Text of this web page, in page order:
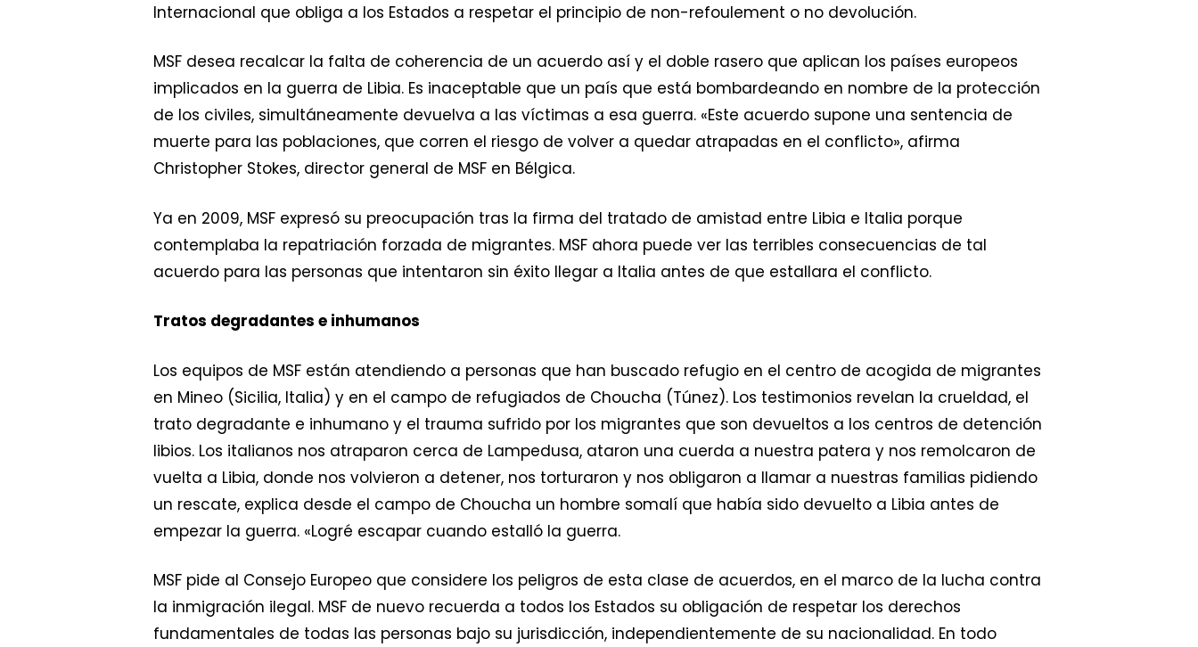
Internacional que obliga a los Estados a respetar el principio de non-refoulement o no devolución.
MSF desea recalcar la falta de coherencia de un acuerdo así y el doble rasero que aplican los países europeos
implicados en la guerra de Libia. Es inaceptable que un país que está bombardeando en nombre de la protección
de los civiles, simultáneamente devuelva a las víctimas a esa guerra. «Este acuerdo supone una sentencia de
muerte para las poblaciones, que corren el riesgo de volver a quedar atrapadas en el conflicto», afirma
Christopher Stokes, director general de MSF en Bélgica.
Ya en 2009, MSF expresó su preocupación tras la firma del tratado de amistad entre Libia e Italia porque
contemplaba la repatriación forzada de migrantes. MSF ahora puede ver las terribles consecuencias de tal
acuerdo para las personas que intentaron sin éxito llegar a Italia antes de que estallara el conflicto.
Tratos degradantes e inhumanos
Los equipos de MSF están atendiendo a personas que han buscado refugio en el centro de acogida de migrantes
en Mineo (Sicilia, Italia) y en el campo de refugiados de Choucha (Túnez). Los testimonios revelan la crueldad, el
trato degradante e inhumano y el trauma sufrido por los migrantes que son devueltos a los centros de detención
libios. Los italianos nos atraparon cerca de Lampedusa, ataron una cuerda a nuestra patera y nos remolcaron de
vuelta a Libia, donde nos volvieron a detener, nos torturaron y nos obligaron a llamar a nuestras familias pidiendo
un rescate, explica desde el campo de Choucha un hombre somalí que había sido devuelto a Libia antes de
empezar la guerra. «Logré escapar cuando estalló la guerra.
MSF pide al Consejo Europeo que considere los peligros de esta clase de acuerdos, en el marco de la lucha contra
la inmigración ilegal. MSF de nuevo recuerda a todos los Estados su obligación de respetar los derechos
fundamentales de todas las personas bajo su jurisdicción, independientemente de su nacionalidad. En todo